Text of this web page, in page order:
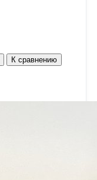
К сравнению